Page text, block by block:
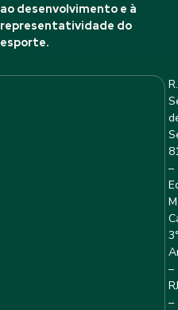
ao desenvolvimento e à
representatividade do
esporte.
R.
–
–
RJ
–